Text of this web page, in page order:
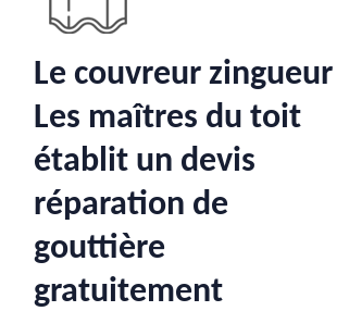
Le couvreur zingueur
Les maîtres du toit
établit un devis
réparation de
gouttière
gratuitement